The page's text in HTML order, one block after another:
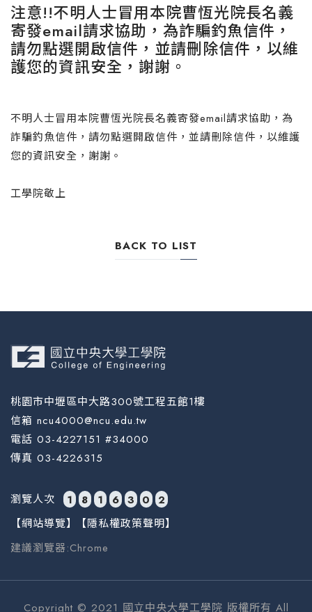
注意!!不明人士冒用本院曹恆光院長名義
寄發email請求協助，為詐騙釣魚信件，
請勿點選開啟信件，並請刪除信件，以維
護您的資訊安全，謝謝。
不明人士冒用本院曹恆光院長名義寄發email請求協助，為
詐騙釣魚信件，請勿點選開啟信件，並請刪除信件，以維護
您的資訊安全，謝謝。
工學院敬上
BACK TO LIST
桃園市中壢區中大路300號工程五館1樓
信箱 ncu4000@ncu.edu.tw
電話 03-4227151 #34000
傳真 03-4226315
瀏覽人次 1 8 1 6 3 0 2
【網站導覽】
【隱私權政策聲明】
建議瀏覽器:Chrome
Copyright © 2021 國立中央大學工學院 版權所有 All